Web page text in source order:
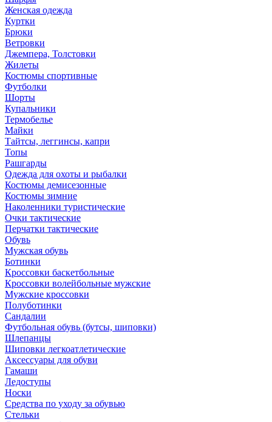
Женская одежда
Куртки
Брюки
Ветровки
Джемпера, Толстовки
Жилеты
Костюмы спортивные
Футболки
Шорты
Купальники
Термобелье
Майки
Тайтсы, леггинсы, капри
Топы
Рашгарды
Одежда для охоты и рыбалки
Костюмы демисезонные
Костюмы зимние
Наколенники туристические
Очки тактические
Перчатки тактические
Обувь
Мужская обувь
Ботинки
Кроссовки баскетбольные
Кроссовки волейбольные мужские
Мужские кроссовки
Полуботинки
Сандалии
Футбольная обувь (бутсы, шиповки)
Шлепанцы
Шиповки легкоатлетические
Аксессуары для обуви
Гамаши
Ледоступы
Носки
Средства по уходу за обувью
Стельки